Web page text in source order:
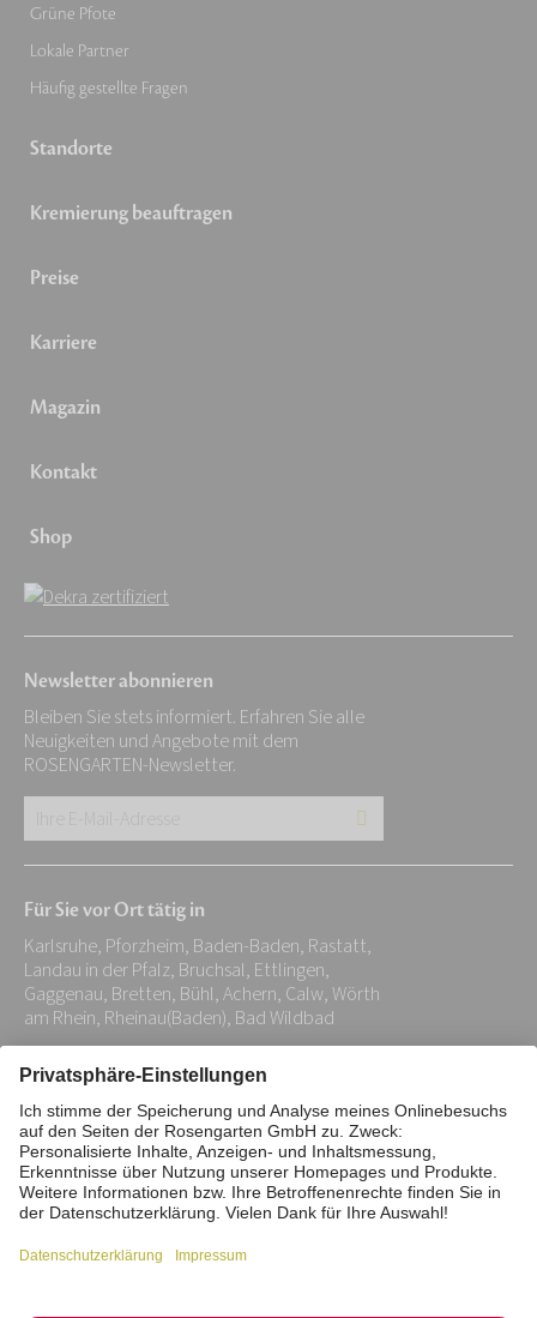
Grüne Pfote
Lokale Partner
Häufig gestellte Fragen
Standorte
Kremierung beauftragen
Preise
Karriere
Magazin
Kontakt
Shop
Newsletter abonnieren
Bleiben Sie stets informiert. Erfahren Sie alle
Neuigkeiten und Angebote mit dem
ROSENGARTEN-Newsletter.
E-
Adresse:
*
Für Sie vor Ort tätig in
Karlsruhe, Pforzheim, Baden-Baden, Rastatt,
Landau in der Pfalz, Bruchsal, Ettlingen,
Gaggenau, Bretten, Bühl, Achern, Calw, Wörth
am Rhein, Rheinau(Baden), Bad Wildbad
Impressum Datenschutz
Stiftung
Interne Meldestelle
Zahlungsmittel
Barrierefreiheitserklärung
Vertrag widerrufen